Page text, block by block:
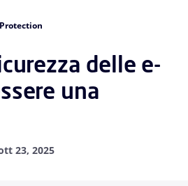
delle e-
una
23, 2025